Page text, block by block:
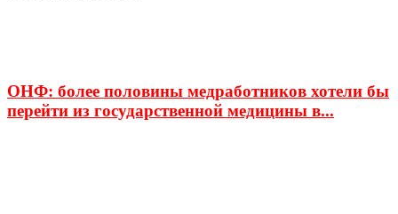
ОНФ: более половины медработников хотели бы
перейти из государственной медицины в...